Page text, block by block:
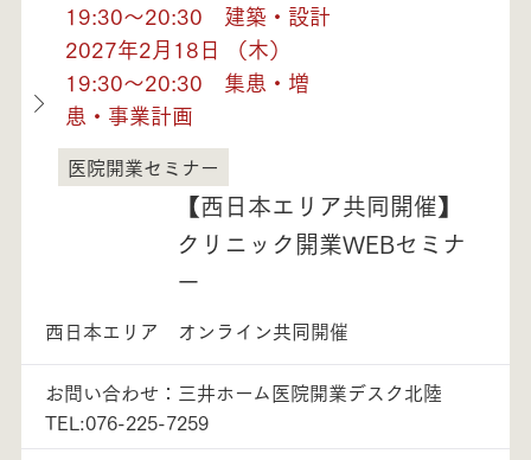
19:30～20:30 建築・設計
2027年2月18日 （木）
19:30～20:30 集患・増
患・事業計画
富山県
医院開業セミナー
【西日本エリア共同開催】
クリニック開業WEBセミナ
ー
西日本エリア オンライン共同開催
お問い合わせ：三井ホーム医院開業デスク北陸
TEL:076-225-7259